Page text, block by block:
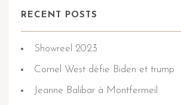
RECENT POSTS
Showreel 2023
Cornel West défie Biden et trump
Jeanne Balibar à Montfermeil